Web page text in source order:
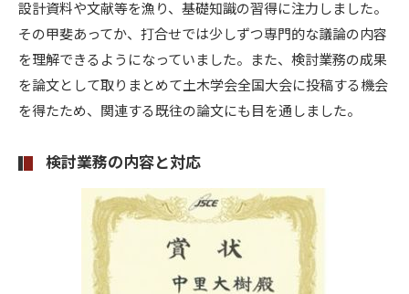
設計資料や文献等を漁り、基礎知識の習得に注力しました。
その甲斐あってか、打合せでは少しずつ専門的な議論の内容
を理解できるようになっていました。また、検討業務の成果
を論文として取りまとめて土木学会全国大会に投稿する機会
を得たため、関連する既往の論文にも目を通しました。
検討業務の内容と対応